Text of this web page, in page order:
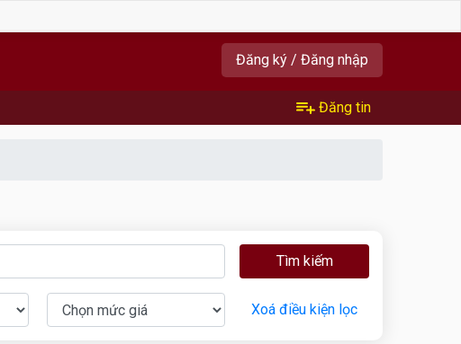
Đăng ký / Đăng nhập
Đăng tin
Tìm kiếm
Xoá điều kiện lọc